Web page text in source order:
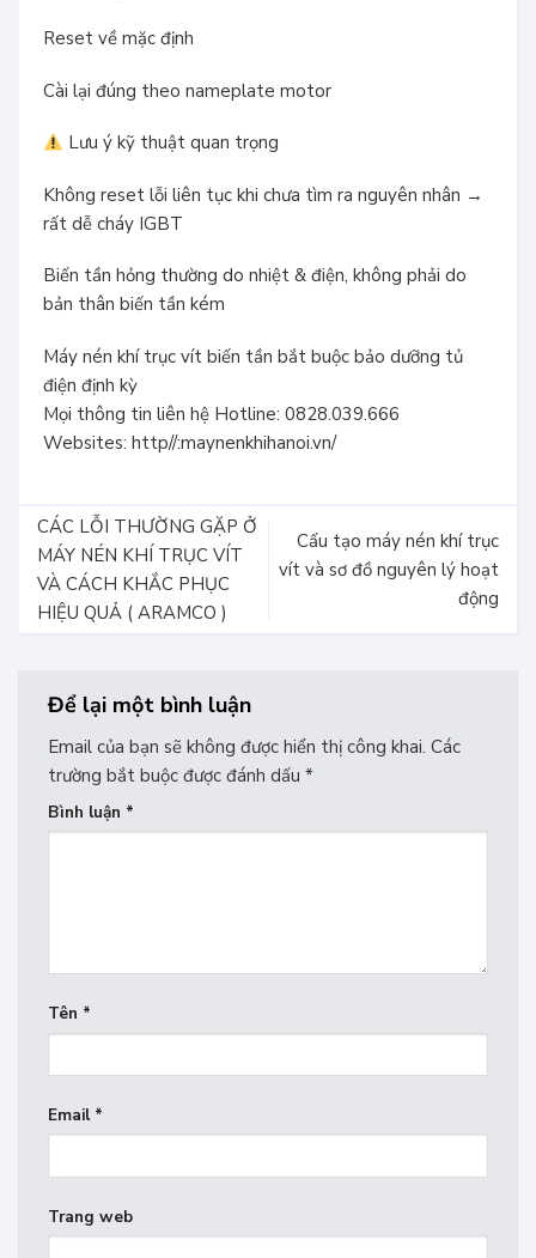
Reset về mặc định
Cài lại đúng theo nameplate motor
Lưu ý kỹ thuật quan trọng
Không reset lỗi liên tục khi chưa tìm ra nguyên nhân →
rất dễ cháy IGBT
Biến tần hỏng thường do nhiệt & điện, không phải do
bản thân biến tần kém
Máy nén khí trục vít biến tần bắt buộc bảo dưỡng tủ
điện định kỳ
Mọi thông tin liên hệ Hotline: 0828.039.666
Websites: http//:maynenkhihanoi.vn/
CÁC LỖI THƯỜNG GẶP Ở
MÁY NÉN KHÍ TRỤC VÍT
VÀ CÁCH KHẮC PHỤC
HIỆU QUẢ ( ARAMCO )
Cấu tạo máy nén khí trục
vít và sơ đồ nguyên lý hoạt
động
Để lại một bình luận
Email của bạn sẽ không được hiển thị công khai. Các
trường bắt buộc được đánh dấu *
Bình luận *
Tên *
Email *
Trang web